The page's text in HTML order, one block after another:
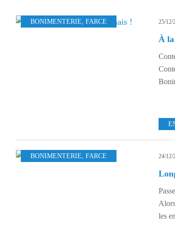
BONIMENTERIE, FARCE 25/12/
À
BONIMENTERIE, FARCE 24/12/
les